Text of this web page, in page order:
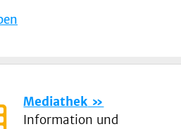
Mediathek
Information und